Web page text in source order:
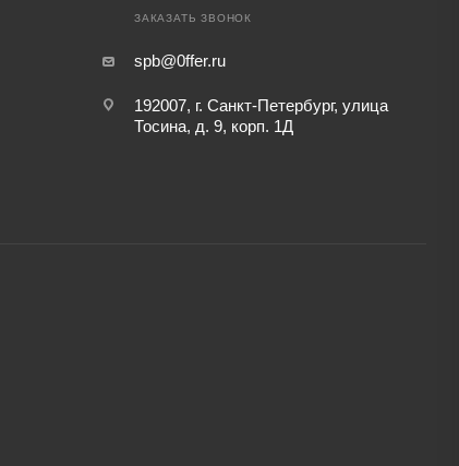
ЗАКАЗАТЬ ЗВОНОК
spb@0ffer.ru
192007, г. Санкт-Петербург, улица
Тосина, д. 9, корп. 1Д